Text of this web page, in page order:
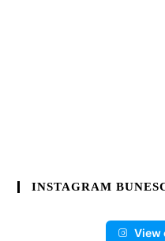
INSTAGRAM
View